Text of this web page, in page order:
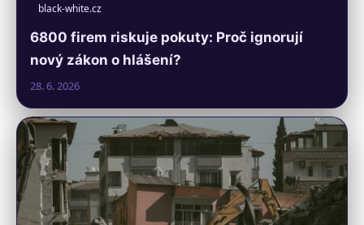
black-white.cz
6800 firem riskuje pokuty: Proč ignorují
nový zákon o hlášení?
28. 6. 2026